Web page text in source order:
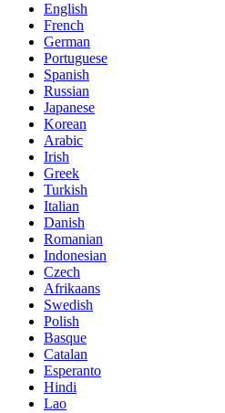
English
French
German
Portuguese
Spanish
Russian
Japanese
Korean
Arabic
Irish
Greek
Turkish
Italian
Danish
Romanian
Indonesian
Czech
Afrikaans
Swedish
Polish
Basque
Catalan
Esperanto
Hindi
Lao